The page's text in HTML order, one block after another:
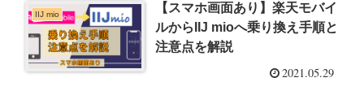
IIJ mio
【スマホ画面あり】楽天モバイ
ルからIIJ mioへ乗り換え手順と
注意点を解説
2021.05.29